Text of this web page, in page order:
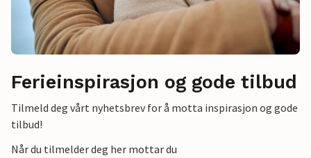
Ferieinspirasjon og gode tilbud
Tilmeld deg vårt nyhetsbrev for å motta inspirasjon og gode
tilbud!
Når du tilmelder deg her mottar du